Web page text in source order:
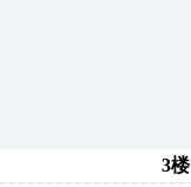
3楼